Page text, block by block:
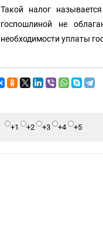
Такой налог
госпошлиной не
необходимости уплаты
+1 +2 +3 +4 +5